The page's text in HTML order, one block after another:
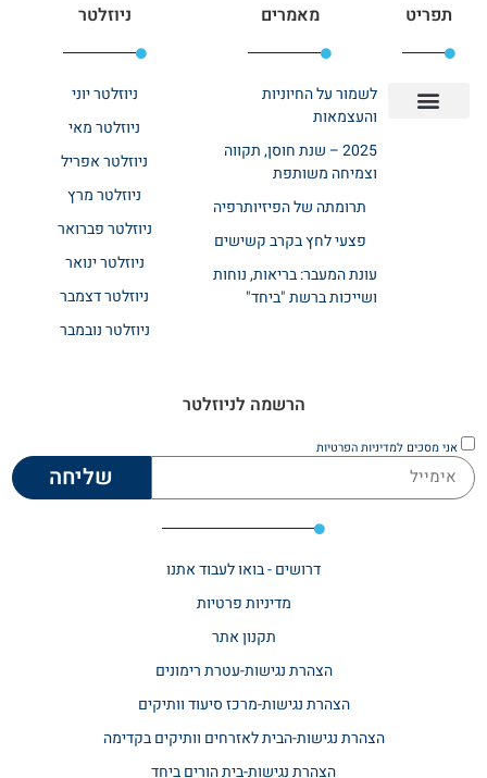
תפריט מאמרים
לשמור על החיוניות
והעצמאות
2025 – שנת חוסן, תקווה
וצמיחה משותפת
תרומתה של הפיזיותרפיה
פצעי לחץ בקרב קשישים
עונת המעבר: בריאות, נוחות
ושייכות ברשת "ביחד"
ניוזלטר
ניוזלטר יוני
ניוזלטר מאי
ניוזלטר אפריל
ניוזלטר מרץ
ניוזלטר פברואר
ניוזלטר ינואר
ניוזלטר דצמבר
ניוזלטר נובמבר
הרשמה לניוזלטר
אני מסכים למדיניות הפרטיות
שליחה
דרושים - בואו לעבוד אתנו
מדיניות פרטיות
תקנון אתר​
הצהרת נגישות-עטרת רימונים
הצהרת נגישות-מרכז סיעוד וותיקים
הצהרת נגישות-הבית לאזרחים וותיקים בקדימה
הצהרת נגישות-בית הורים ביחד